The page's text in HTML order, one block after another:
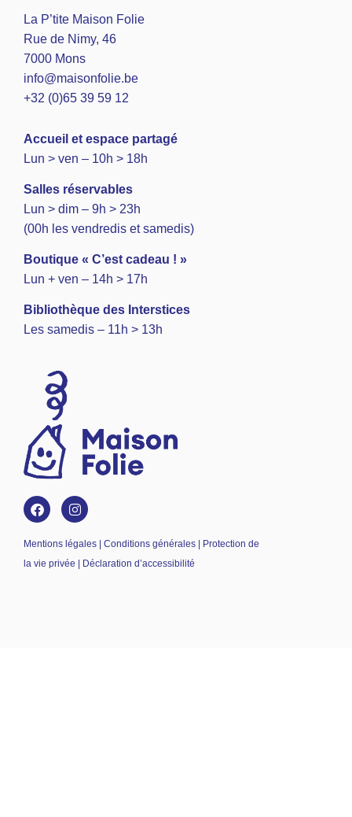
La P’tite Maison Folie
Rue de Nimy, 46
7000 Mons
info@maisonfolie.be
+32 (0)65 39 59 12
Accueil et espace partagé
Lun > ven – 10h > 18h
Salles réservables
Lun > dim – 9h > 23h
(00h les vendredis et samedis)
Boutique « C’est cadeau ! »
Lun + ven – 14h > 17h
Bibliothèque des Interstices
Les samedis – 11h > 13h
Mentions légales | Conditions générales | Protection de
la vie privée | Déclaration d’accessibilité